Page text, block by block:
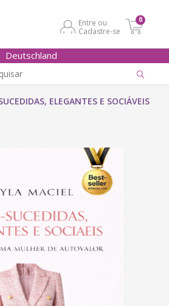
Entre ou
Cadastre-se
0
Deutschland
ELEGANTES E SOCIÁVEIS